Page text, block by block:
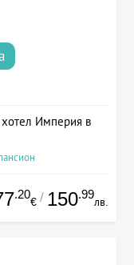
Империя в
.20
€ / 150.99
лв.